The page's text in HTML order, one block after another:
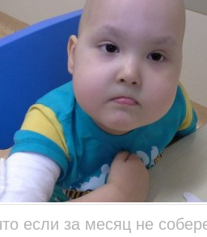
если за месяц не